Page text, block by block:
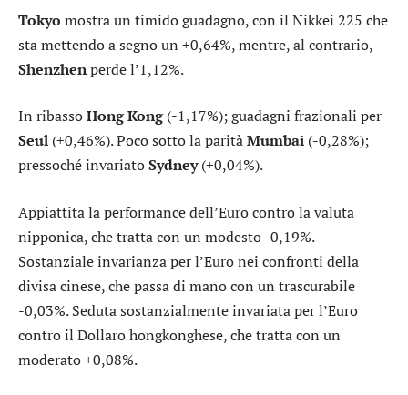
Tokyo mostra un timido guadagno, con il Nikkei 225 che
sta mettendo a segno un +0,64%, mentre, al contrario,
Shenzhenperde l’1,12%.
In ribassoHong Kong(-1,17%); guadagni frazionali per
Seul (+0,46%). Poco sotto la paritàMumbai (-0,28%);
pressoché invariatoSydney(+0,04%).
Appiattita la performance dell’Euro contro la valuta
nipponica, che tratta con un modesto -0,19%.
Sostanziale invarianza per l’Euro nei confronti della
divisa cinese, che passa di mano con un trascurabile
-0,03%. Seduta sostanzialmente invariata per l’Euro
contro il Dollaro hongkonghese, che tratta con un
moderato +0,08%.